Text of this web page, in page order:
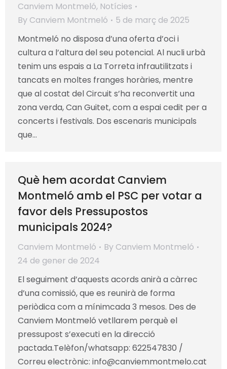
Canviem Montmeló, Notícies
By Canviem Montmeló
5 de març de 2025
Montmeló no disposa d’una oferta d’oci i
cultura a l’altura del seu potencial. Al nucli urbà
tenim uns espais a La Torreta infrautilitzats i
tancats en moltes franges horàries, mentre
que al costat del Circuit s’ha reconvertit una
zona verda, Can Guitet, com a espai cedit per a
concerts i festivals. Dos escenaris municipals
que…
Què hem acordat Canviem
Montmeló amb el PSC per votar a
favor dels Pressupostos
municipals 2024?
Canviem Montmeló By Canviem Montmeló
24 de gener de 2024
El seguiment d’aquests acords anirà a càrrec
d’una comissió, que es reunirà de forma
periòdica com a mínimcada 3 mesos. Des de
Canviem Montmeló vetllarem perquè el
pressupost s’executi en la direcció
pactada.Telèfon/whatsapp: 622547830 /
Correu electrònic: info@canviemmontmelo.cat